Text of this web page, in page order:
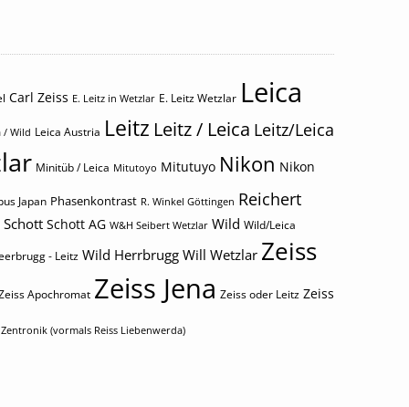
Carl Zeiss E. Leitz in Wetzlar E. Leitz Wetzlar Leica
/ Wild Leica Austria Leitz Leitz / Leica Leitz/Leica
Minitüb / Leica Mitutoyo Mitutuyo Nikon Nikon
Japan Phasenkontrast R. Winkel Göttingen Reichert
Schott Schott AG W&H Seibert Wetzlar Wild Wild/Leica
- Leitz Wild Herrbrugg Will Wetzlar Zeiss
Apochromat Zeiss Jena Zeiss oder Leitz Zeiss
Zentronik (vormals Reiss Liebenwerda)